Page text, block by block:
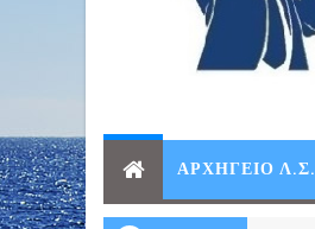
ΑΡΧΗΓΕΙΟ Λ.Σ.